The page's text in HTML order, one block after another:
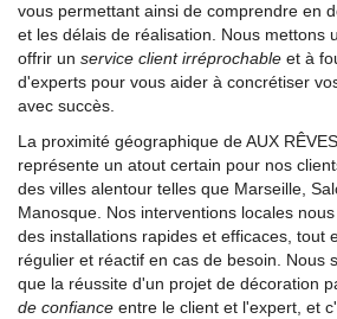
vous permettant ainsi de comprendre en
et les délais de réalisation. Nous mettons
offrir un service client irréprochable et à
d'experts pour vous aider à concrétiser
avec succès.
La proximité géographique de AUX
représente un atout certain pour nos
des villes alentour telles que Marseille,
Manosque. Nos interventions locales
des installations rapides et efficaces, tout
régulier et réactif en cas de besoin. Nous
que la réussite d'un projet de décoration
de confiance entre le client et l'expert, et